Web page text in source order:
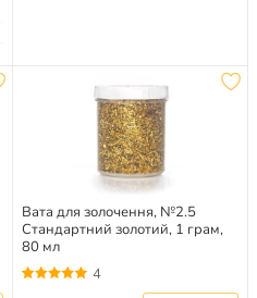
Вата для золочення, №2.5
Стандартний золотий, 1 грам,
80 мл
4